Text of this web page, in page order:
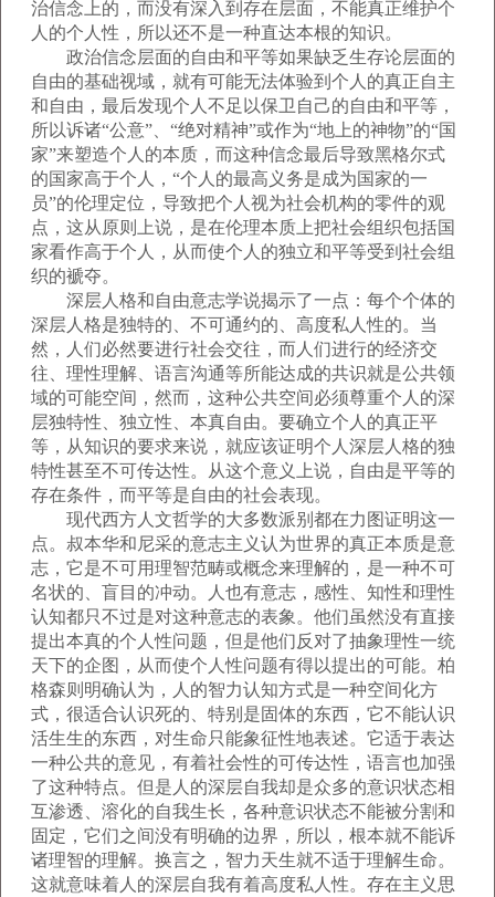
治信念上的，而没有深入到存在层面，不能真正维护个
人的个人性，所以还不是一种直达本根的知识。
政治信念层面的自由和平等如果缺乏生存论层面的
自由的基础视域，就有可能无法体验到个人的真正自主
和自由，最后发现个人不足以保卫自己的自由和平等，
所以诉诸“公意”、“绝对精神”或作为“地上的神物”的“国
家”来塑造个人的本质，而这种信念最后导致黑格尔式
的国家高于个人，“个人的最高义务是成为国家的一
员”的伦理定位，导致把个人视为社会机构的零件的观
点，这从原则上说，是在伦理本质上把社会组织包括国
家看作高于个人，从而使个人的独立和平等受到社会组
织的褫夺。
深层人格和自由意志学说揭示了一点：每个个体的
深层人格是独特的、不可通约的、高度私人性的。当
然，人们必然要进行社会交往，而人们进行的经济交
往、理性理解、语言沟通等所能达成的共识就是公共领
域的可能空间，然而，这种公共空间必须尊重个人的深
层独特性、独立性、本真自由。要确立个人的真正平
等，从知识的要求来说，就应该证明个人深层人格的独
特性甚至不可传达性。从这个意义上说，自由是平等的
存在条件，而平等是自由的社会表现。
现代西方人文哲学的大多数派别都在力图证明这一
点。叔本华和尼采的意志主义认为世界的真正本质是意
志，它是不可用理智范畴或概念来理解的，是一种不可
名状的、盲目的冲动。人也有意志，感性、知性和理性
认知都只不过是对这种意志的表象。他们虽然没有直接
提出本真的个人性问题，但是他们反对了抽象理性一统
天下的企图，从而使个人性问题有得以提出的可能。柏
格森则明确认为，人的智力认知方式是一种空间化方
式，很适合认识死的、特别是固体的东西，它不能认识
活生生的东西，对生命只能象征性地表述。它适于表达
一种公共的意见，有着社会性的可传达性，语言也加强
了这种特点。但是人的深层自我却是众多的意识状态相
互渗透、溶化的自我生长，各种意识状态不能被分割和
固定，它们之间没有明确的边界，所以，根本就不能诉
诸理智的理解。换言之，智力天生就不适于理解生命。
这就意味着人的深层自我有着高度私人性。存在主义思